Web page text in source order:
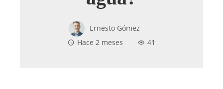
Ernesto Gómez
Hace 2 meses
41